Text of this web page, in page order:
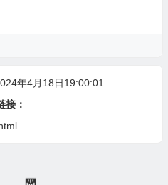
年4月18日19:00:01
接：